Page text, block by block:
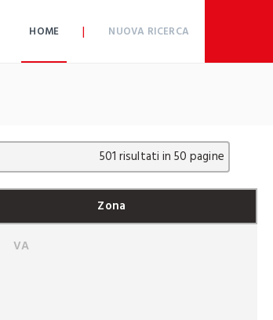
HOME | NUOVA RICERCA
501 risultati in 50 pagine
Zona
VA